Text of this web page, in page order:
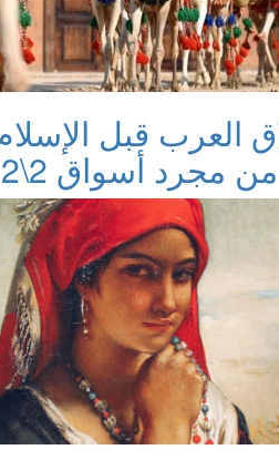
العرب قبل
مجرد أسواق 2\2